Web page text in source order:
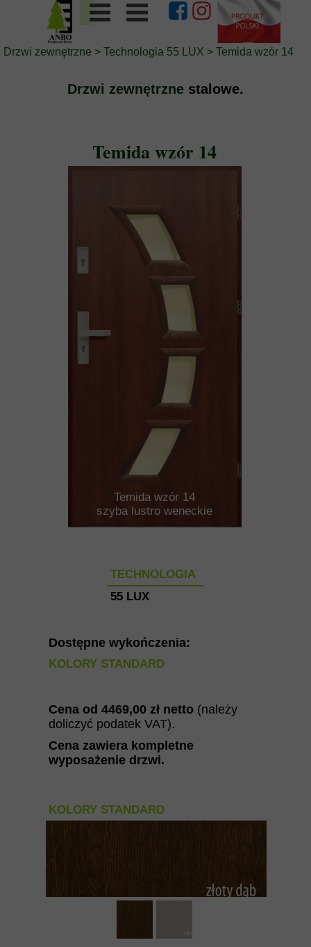
Drzwi zewnętrzne > Technologia 55 LUX > Temida wzór 14
Cena zawiera kompletne
wyposażenie drzwi.
Cena od 4469,00 zł netto (należy
doliczyć podatek VAT).
KOLORY STANDARD
Dostępne wykończenia:
55 LUX
TECHNOLOGIA
KOLORY STANDARD
Drzwi zewnętrzne stalowe.
Temida wzór 14
Temida wzór 14
szyba lustro weneckie